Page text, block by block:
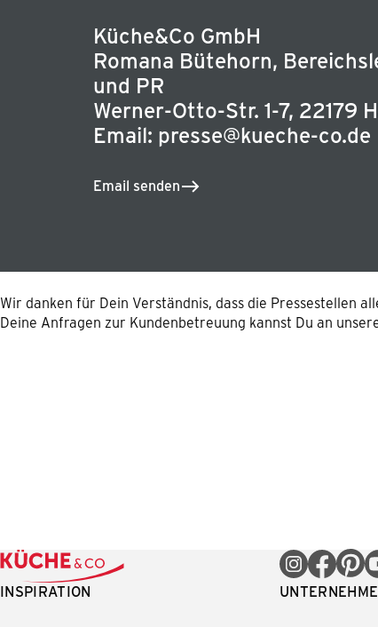
Küche&Co GmbH
Romana Bütehorn,
und PR
Werner-Otto-Str. 1-7, 22179
Email: presse@kueche-co.de
Email senden
Wir danken für Dein Verständnis, dass die Pressestellen
Deine Anfragen zur Kundenbetreuung kannst Du an
INSPIRATION